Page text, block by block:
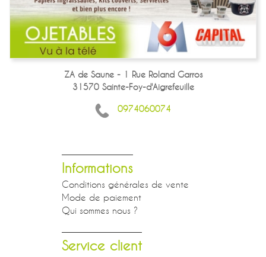
ZA de Saune - 1 Rue Roland Garros
31570 Sainte-Foy-d'Aigrefeuille
0974060074
Informations
Conditions générales de vente
Mode de paiement
Qui sommes nous ?
Service client